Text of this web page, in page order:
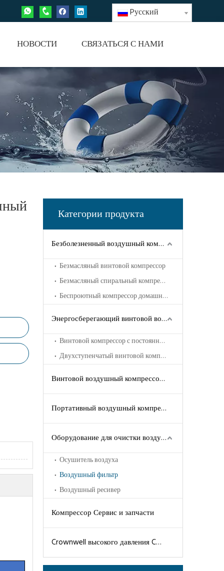
Pусский
НОВОСТИ СВЯЗАТЬСЯ С НАМИ
Категории продукта
Безболезненный воздушный компрессор
Безмасляный винтовой компрессор
Безмасляный спиральный компрессор
Беспроютный компрессор домашнего животного
Энергосберегающий винтовой воздушный компрессор
Винтовой компрессор с постоянным магнитом VSD
Двухступенчатый винтовой компрессор с постоянным магнитом VSD
Винтовой воздушный компрессор с впрыском масла
Портативный воздушный компрессор
Оборудование для очистки воздуха
Осушитель воздуха
Воздушный фильтр
Воздушный ресивер
Компрессор Сервис и запчасти
Crownwell высокого давления CWH серии воздушных компрессоров